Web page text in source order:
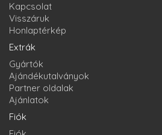
Kapcsolat
Visszáruk
Honlaptérkép
Extrák
Gyártók
Ajándékutalványok
Partner oldalak
Ajánlatok
Fiók